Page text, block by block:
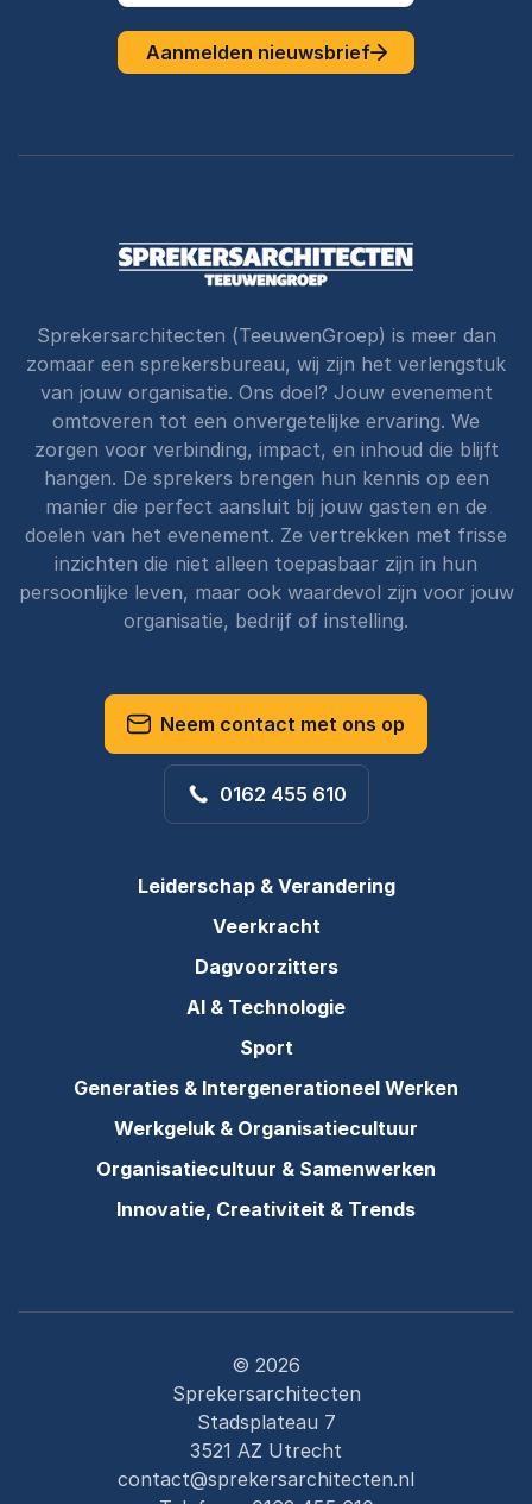
Aanmelden nieuwsbrief
Sprekersarchitecten (TeeuwenGroep) is meer dan
zomaar een sprekersbureau, wij zijn het verlengstuk
van jouw organisatie. Ons doel? Jouw evenement
omtoveren tot een onvergetelijke ervaring. We
zorgen voor verbinding, impact, en inhoud die blijft
hangen. De sprekers brengen hun kennis op een
manier die perfect aansluit bij jouw gasten en de
doelen van het evenement. Ze vertrekken met frisse
inzichten die niet alleen toepasbaar zijn in hun
persoonlijke leven, maar ook waardevol zijn voor jouw
organisatie, bedrijf of instelling.
Neem contact met ons op
0162 455 610
Leiderschap & Verandering
Veerkracht
Dagvoorzitters
AI & Technologie
Sport
Generaties & Intergenerationeel Werken
Werkgeluk & Organisatiecultuur
Organisatiecultuur & Samenwerken
Innovatie, Creativiteit & Trends
© 2026
Sprekersarchitecten
Stadsplateau 7
3521 AZ Utrecht
contact@sprekersarchitecten.nl